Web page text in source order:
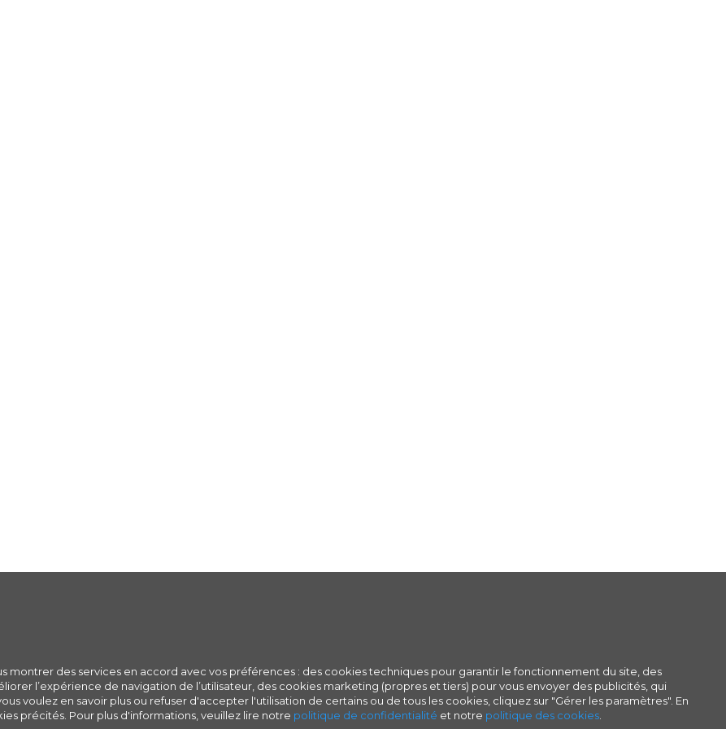
montrer des services en accord avec vos préférences : des cookies techniques pour garantir le fonctionnement du site, des
l’expérience de navigation de l’utilisateur, des cookies marketing (propres et tiers) pour vous envoyer des publicités, qui
voulez en savoir plus ou refuser d'accepter l'utilisation de certains ou de tous les cookies, cliquez sur "Gérer les paramètres". En
précités. Pour plus d'informations, veuillez lire notre politique de confidentialité et notre politique des cookies